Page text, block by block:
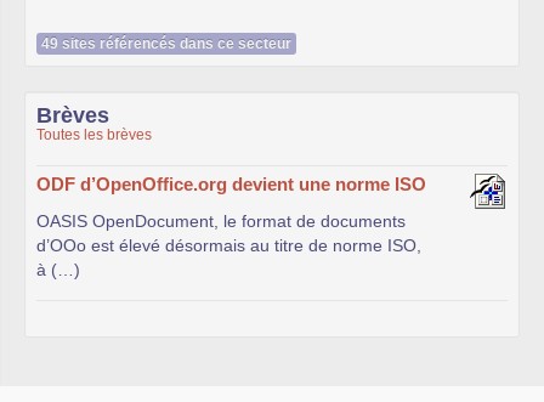
49 sites référencés dans ce secteur
Brèves
Toutes les brèves
ODF d’OpenOffice.org devient une norme ISO
OASIS OpenDocument, le format de documents
d’OOo est élevé désormais au titre de norme ISO,
à (…)